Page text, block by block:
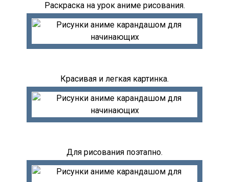
Раскраска на урок аниме рисования.
Красивая и легкая картинка.
Для рисования поэтапно.